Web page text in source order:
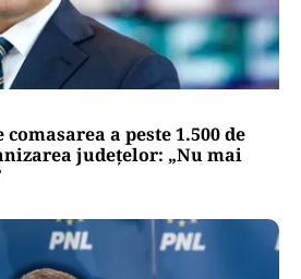
comasarea a peste 1.500 de
județelor: „Nu mai